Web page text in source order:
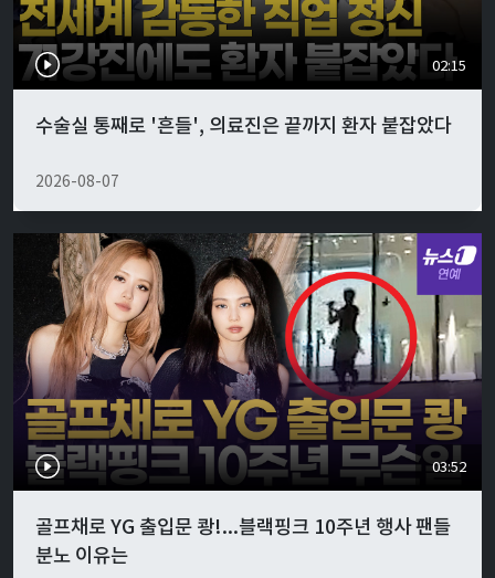
02:15
수술실 통째로 '흔들', 의료진은 끝까지 환자 붙잡았다
2026-08-07
03:52
골프채로 YG 출입문 쾅!...블랙핑크 10주년 행사 팬들
분노 이유는